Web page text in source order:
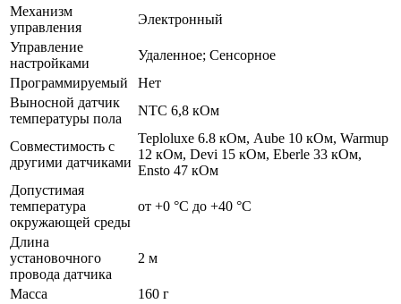
Механизм
управления
Электронный
Управление
настройками
Удаленное; Сенсорное
Программируемый
Нет
Выносной датчик
температуры пола
NTC 6,8 кОм
Совместимость с
другими датчиками
Teploluxe 6.8 кОм, Aube 10 кОм, Warmup
12 кОм, Devi 15 кОм, Eberle 33 кОм,
Ensto 47 кОм
Допустимая
температура
окружающей среды
от +0 °С до +40 °C
Длина
установочного
провода датчика
2 м
Масса
160 г